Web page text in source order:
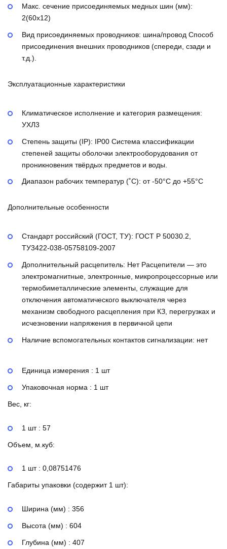
Макс. сечение присоединяемых медных шин (мм):
2(60х12)
Вид присоединяемых проводников: шина/провод Способ
присоединения внешних проводников (спереди, сзади и
т.д.).
Эксплуатационные характеристики
Климатическое исполнение и категория размещения:
УХЛ3
Степень защиты (IP): IP00 Система классификации
степеней защиты оболочки электрооборудования от
проникновения твёрдых предметов и воды.
Диапазон рабочих температур (˚С): от -50°С до +55°С
Дополнительные особенности
Стандарт российский (ГОСТ, ТУ): ГОСТ Р 50030.2,
ТУ3422-038-05758109-2007
Дополнительный расцепитель: Нет Расцепители — это
электромагнитные, электронные, микропроцессорные или
термобиметаллические элементы, служащие для
отключения автоматического выключателя через
механизм свободного расцепления при КЗ, перегрузках и
исчезновении напряжения в первичной цепи
Наличие вспомогательных контактов сигнализации: нет
Единица измерения : 1 шт
Упаковочная норма : 1 шт
Вес, кг:
1 шт : 57
Объем, м.куб:
1 шт : 0,08751476
Габариты упаковки (содержит 1 шт):
Ширина (мм) : 356
Высота (мм) : 604
Глубина (мм) : 407